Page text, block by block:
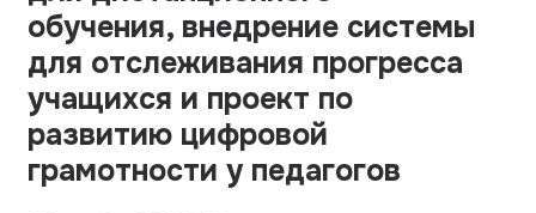
Вопросы и ответы
Отзывы
обучения, внедрение системы
для отслеживания прогресса
учащихся и проект по
развитию цифровой
грамотности у педагогов